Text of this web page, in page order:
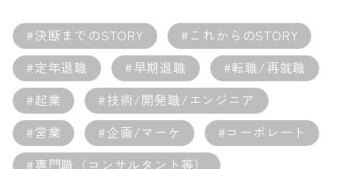
#決断までのSTORY
#これからのSTORY
#定年退職
#早期退職
#転職/再就職
#起業
#技術/開発職/エンジニア
#営業
#企画/マーケ
#コーポレート
#専門職（コンサルタント等）